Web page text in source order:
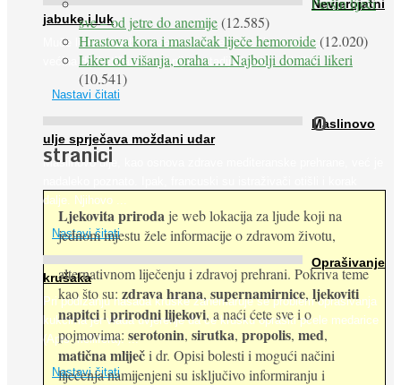
Nevjerojatni
jabuke i luk
Muče li vas tegobe vezane uz srce, oči i živce, od kojih pati
većina dijabetičara u kasnijem stadiju bolesti, jabuke ...
Nastavi čitati
Maslinovo
ulje sprječava moždani udar
Maslinovo ulje, kao osnova zdrave mediteranske prehrane, već je
dalje. Njihovo ...
Nastavi čitati
Oprašivanje
krušaka
Pri podizanju nasada kruške zanemaruje se problem oprašivanja
kukcima jer vlada uvjerenje da će krušku oprašiti pčele medarice
(Apis mellifera). ...
Nastavi čitati
sve – od jetre do anemije(12.585)
Hrastova kora i maslačak liječe hemoroide(12.020)
Liker od višanja, oraha … Najbolji domaći likeri
(10.541)
O
stranici
Ljekovita priroda je web lokacija za ljude koji na
jednom mjestu žele informacije o zdravom životu,
alternativnom liječenju i zdravoj prehrani. Pokriva teme
kao što su: zdrava hrana, supernamirnice, ljekoviti
napitciiprirodni lijekovi, a naći ćete sve i o
pojmovima: serotonin, sirutka, propolis, med,
matična mliječi dr. Opisi bolesti i mogući načini
liječenja namijenjeni su isključivo informiranju i